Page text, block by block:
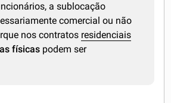
a sublocação
comercial ou não
nos contratos residenciais
físicas podem ser